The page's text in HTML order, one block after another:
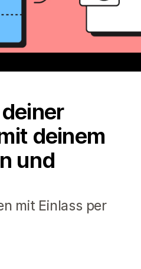
deinem
und
mit Einlass per